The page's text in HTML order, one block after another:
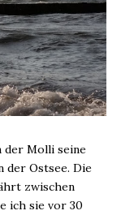
der Molli seine
der Ostsee. Die
zwischen
ich sie vor 30